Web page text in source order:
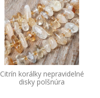
Citrín korálky nepravidelné
disky polšnúra